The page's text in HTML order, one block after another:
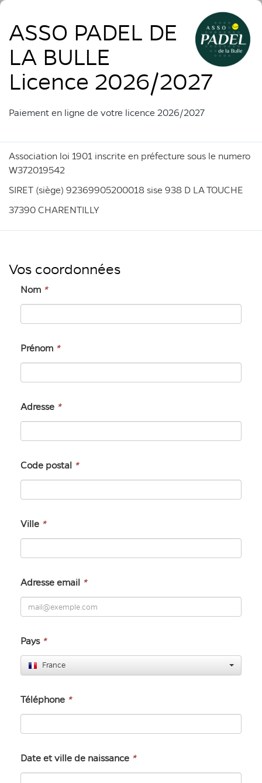
ASSO PADEL DE
LA BULLE
Licence 2026/2027
Paiement en ligne de votre licence 2026/2027
Association loi 1901 inscrite en préfecture sous le numero
W372019542
SIRET (siège) 92369905200018 sise 938 D LA TOUCHE
37390 CHARENTILLY
Vos coordonnées
Nom *
Prénom *
Adresse *
Code postal *
Ville *
Adresse email *
Pays *
France
Téléphone *
Date et ville de naissance *